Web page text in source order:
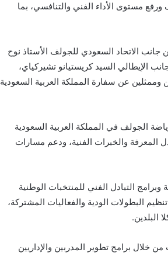
مستوى الأداء الفني والتنافسي، بما
الاتحاد السعودي للجولف الأستاذ نوح
الإيطالي السيد كريستيانو تشيركياي،
عن سفارة المملكة العربية السعودية
الجولف في المملكة العربية السعودية
المعرفة والخبرات الفنية، ودعم مسارات
التبادل الفني للمنتخبات الوطنية
البطولات الودية والفعاليات المشتركة،
البلدين.
خلال برامج تطوير المدربين والإداريين